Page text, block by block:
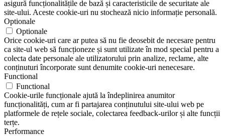
asigură funcționalitățile de bază și caracteristicile de securitate ale
site-ului. Aceste cookie-uri nu stochează nicio informație personală.
Optionale
Optionale
Orice cookie-uri care ar putea să nu fie deosebit de necesare pentru
ca site-ul web să funcționeze și sunt utilizate în mod special pentru a
colecta date personale ale utilizatorului prin analize, reclame, alte
conținuturi încorporate sunt denumite cookie-uri nenecesare.
Functional
Functional
Cookie-urile funcționale ajută la îndeplinirea anumitor
funcționalități, cum ar fi partajarea conținutului site-ului web pe
platformele de rețele sociale, colectarea feedback-urilor și alte funcții
terțe.
Performance